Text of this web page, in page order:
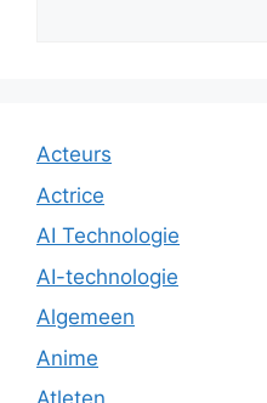
Acteurs
Actrice
AI Technologie
AI-technologie
Algemeen
Anime